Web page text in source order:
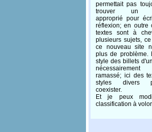
permettait pas
trouver un
approprié pour
réflexion; en outre
textes sont à
plusieurs sujets,
ce nouveau site
plus de problème.
style des billets d'un
ramassé; ici des
styles divers
coexister.
Et je peux
classification à